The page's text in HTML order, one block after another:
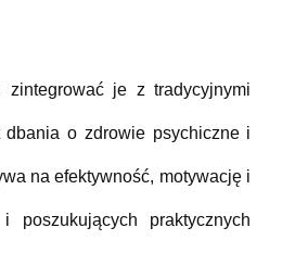
je z tradycyjnymi
o zdrowie psychiczne i
na efektywność, motywację i
praktycznych